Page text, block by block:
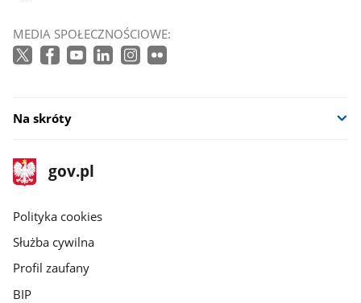
MEDIA SPOŁECZNOŚCIOWE:
Na skróty
stopka
gov.pl
Strona
gov.pl
gov.pl
Polityka cookies
Służba cywilna
Profil zaufany
BIP